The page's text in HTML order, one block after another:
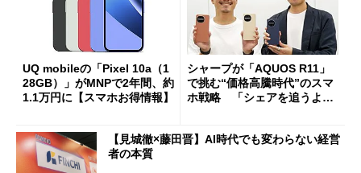
UQ mobileの「Pixel 10a（1
28GB）」がMNPで2年間、約
1.1万円に【スマホお得情報】
シャープが「AQUOS R11」
で挑む“価格高騰時代”のスマ
ホ戦略 「シェアを追うより
【見城徹×藤田晋】AI時代でも変わらない経営
者の本質